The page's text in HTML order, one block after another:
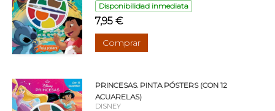
Disponibilidad inmediata
7,95 €
Comprar
PRINCESAS. PINTA PÓSTERS (CON 12
ACUARELAS)
DISNEY